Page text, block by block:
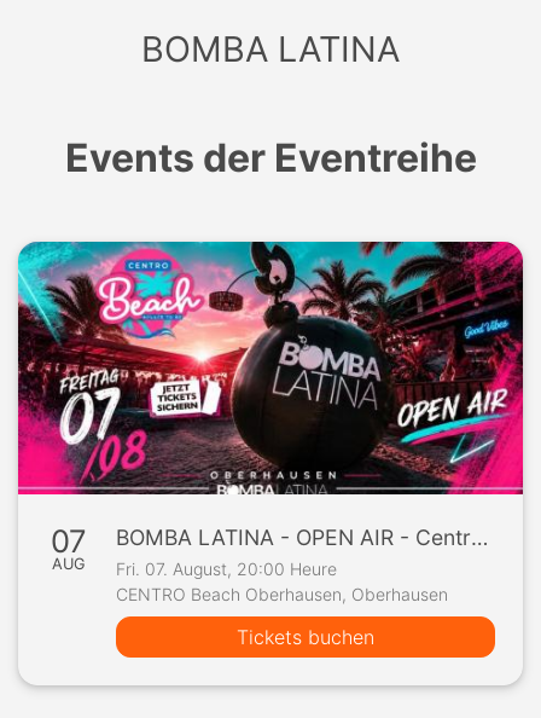
BOMBA LATINA
Events der Eventreihe
07
AUG
BOMBA LATINA - OPEN AIR - Centro Beach Oberhausen, Fr 07/08
Fri. 07. August, 20:00 Heure
CENTRO Beach Oberhausen, Oberhausen
Tickets buchen